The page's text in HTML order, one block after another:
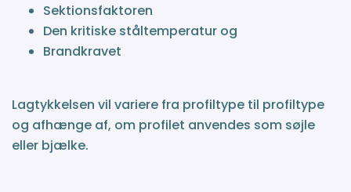
Sektionsfaktoren
Den kritiske ståltemperatur og
Brandkravet
Lagtykkelsen vil variere fra profiltype til profiltype
og afhænge af, om profilet anvendes som søjle
eller bjælke.